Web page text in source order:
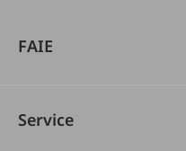
FAIE
Service